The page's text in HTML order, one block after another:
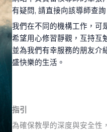
有疑問, 請直接向該導師查詢
我們在不同的機構工作，可
希望用心修習靜觀，互持互
並為我們有幸服務的朋友介
盛快樂的生活。
指引
為確保教學的深度與安全性